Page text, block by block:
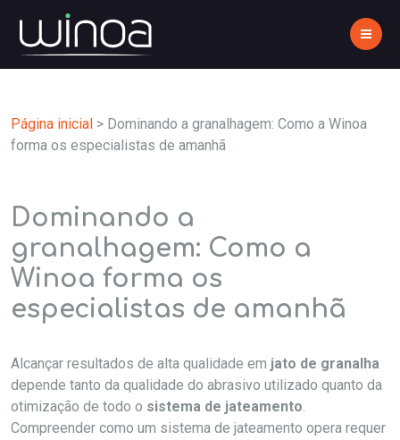
Página inicial > Dominando a granalhagem: Como a Winoa
forma os especialistas de amanhã
Dominando a
granalhagem: Como a
Winoa forma os
especialistas de amanhã
Alcançar resultados de alta qualidade em jato de granalha
depende tanto da qualidade do abrasivo utilizado quanto da
otimização de todo o sistema de jateamento.
Compreender como um sistema de jateamento opera requer